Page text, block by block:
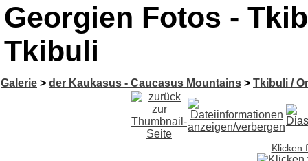
Georgien Fotos -
Tkibuli
Galerie > der Kaukasus - Caucasus Mountains > Tkibuli /
Klicken